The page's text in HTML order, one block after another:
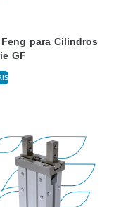
para Cilindros
GF